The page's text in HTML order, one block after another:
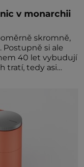
v monarchii
skromně,
Postupně si ale
40 let vybudují
tratí, tedy asi